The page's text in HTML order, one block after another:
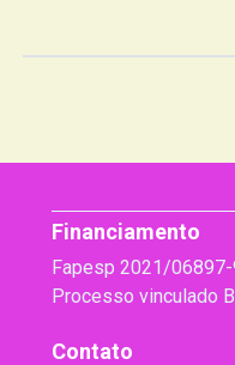
Financiamento
Fapesp 2021/
Processo vinculado
Contato